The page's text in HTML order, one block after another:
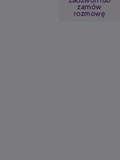
zamów
rozmowę